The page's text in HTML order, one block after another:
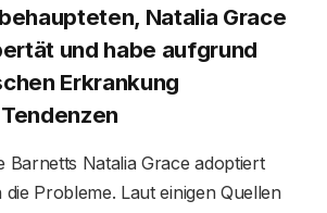
Natalia Grace
und habe aufgrund
Erkrankung
Barnetts Natalia Grace adoptiert
Probleme. Laut einigen Quellen